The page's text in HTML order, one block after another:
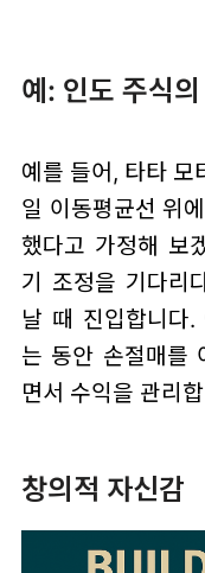
예: 인도 주식
예를 들어, 타타
일 이동평균선 위
했다고 가정해 보
기 조정을 기다리
날 때 진입합니다
는 동안 손절매를
면서 수익을 관리
창의적 자신감